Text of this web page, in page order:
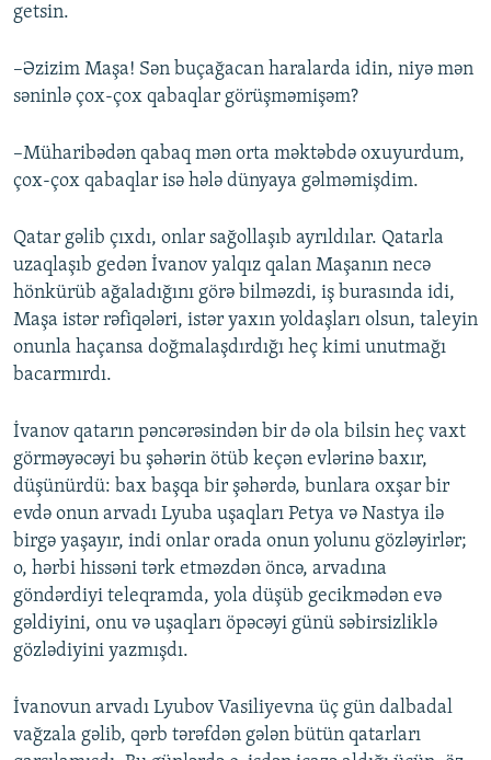
getsin.
–Əzizim Maşa! Sən buçağacan haralarda idin, niyə mən
səninlə çox-çox qabaqlar görüşməmişəm?
–Müharibədən qabaq mən orta məktəbdə oxuyurdum,
çox-çox qabaqlar isə hələ dünyaya gəlməmişdim.
Qatar gəlib çıxdı, onlar sağollaşıb ayrıldılar. Qatarla
uzaqlaşıb gedən İvanov yalqız qalan Maşanın necə
hönkürüb ağaladığını görə bilməzdi, iş burasında idi,
Maşa istər rəfiqələri, istər yaxın yoldaşları olsun, taleyin
onunla haçansa doğmalaşdırdığı heç kimi unutmağı
bacarmırdı.
İvanov qatarın pəncərəsindən bir də ola bilsin heç vaxt
görməyəcəyi bu şəhərin ötüb keçən evlərinə baxır,
düşünürdü: bax başqa bir şəhərdə, bunlara oxşar bir
evdə onun arvadı Lyuba uşaqları Petya və Nastya ilə
birgə yaşayır, indi onlar orada onun yolunu gözləyirlər;
o, hərbi hissəni tərk etməzdən öncə, arvadına
göndərdiyi teleqramda, yola düşüb gecikmədən evə
gəldiyini, onu və uşaqları öpəcəyi günü səbirsizliklə
gözlədiyini yazmışdı.
İvanovun arvadı Lyubov Vasiliyevna üç gün dalbadal
vağzala gəlib, qərb tərəfdən gələn bütün qatarları